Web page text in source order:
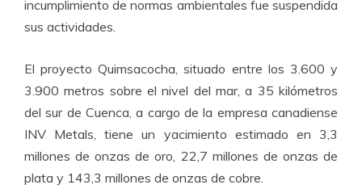
incumplimiento de normas ambientales fue suspendida
sus actividades.
El proyecto Quimsacocha, situado entre los 3.600 y
3.900 metros sobre el nivel del mar, a 35 kilómetros
del sur de Cuenca, a cargo de la empresa canadiense
INV Metals, tiene un yacimiento estimado en 3,3
millones de onzas de oro, 22,7 millones de onzas de
plata y 143,3 millones de onzas de cobre.